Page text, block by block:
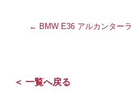
← BMW E36 アルカンター
＜ 一覧へ戻る